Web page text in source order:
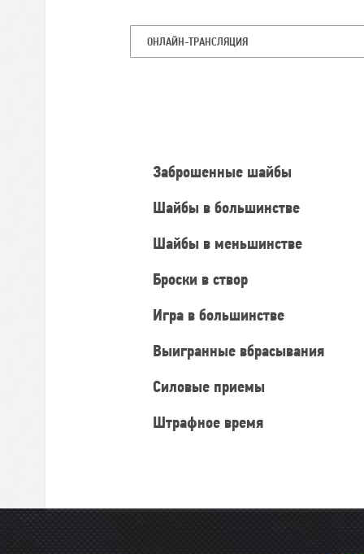
ОНЛАЙН-ТРАНСЛЯЦИЯ
Заброшенные шайбы
Шайбы в большинстве
Шайбы в меньшинстве
Броски в створ
Игра в большинстве
Выигранные вбрасывания
Силовые приемы
Штрафное время